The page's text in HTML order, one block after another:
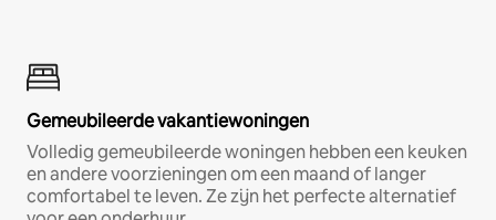
Gemeubileerde vakantiewoningen
Volledig gemeubileerde woningen hebben een keuken
en andere voorzieningen om een maand of langer
comfortabel te leven. Ze zijn het perfecte alternatief